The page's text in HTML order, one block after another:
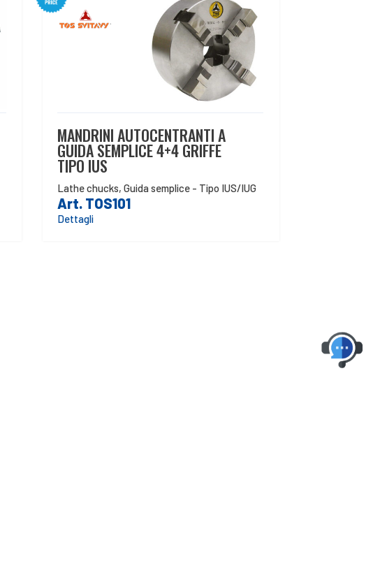
MANDRINI AUTOCENTRANTI A
GUIDA SEMPLICE 4+4 GRIFFE
TIPO IUS
Lathe chucks,Guida semplice - Tipo IUS/IUG
Art. TOS101
Dettagli